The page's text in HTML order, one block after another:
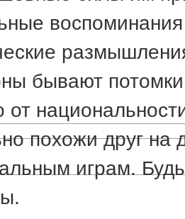
бывают
от
похожи друг на
играм.